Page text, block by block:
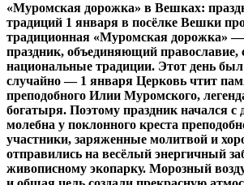
«Муромская дорожка» в Вешках:
традиций 1 января в посёлке Вешки
традиционная «Муромская дорожка»
праздник, объединяющий православие,
национальные традиции. Этот день
случайно — 1 января Церковь чтит
преподобного Илии Муромского,
богатыря. Поэтому праздник начался
молебна у поклонного креста
участники, заряженные молитвой и
отправились на весёлый энергичный
живописному экопарку. Морозный